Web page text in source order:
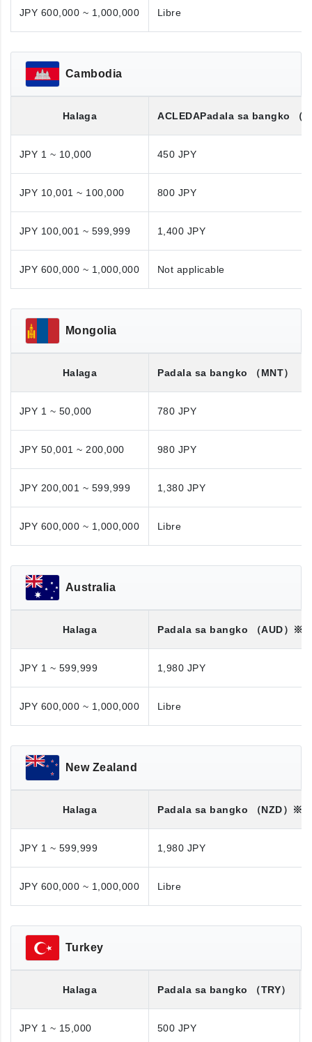
JPY 600,000 ~ 1,000,000 Libre
Cambodia
Halaga ACLEDAPadala sa bangko （
JPY 1 ~ 10,000 450 JPY
JPY 10,001 ~ 100,000 800 JPY
JPY 100,001 ~ 599,999 1,400 JPY
JPY 600,000 ~ 1,000,000 Not applicable
Mongolia
Halaga Padala sa bangko （MNT）
JPY 1 ~ 50,000 780 JPY
JPY 50,001 ~ 200,000 980 JPY
JPY 200,001 ~ 599,999 1,380 JPY
JPY 600,000 ~ 1,000,000 Libre
Australia
Halaga Padala sa bangko （AUD）※
JPY 1 ~ 599,999 1,980 JPY
JPY 600,000 ~ 1,000,000 Libre
New Zealand
Halaga Padala sa bangko （NZD）※
JPY 1 ~ 599,999 1,980 JPY
JPY 600,000 ~ 1,000,000 Libre
Turkey
Halaga Padala sa bangko （TRY）
JPY 1 ~ 15,000 500 JPY